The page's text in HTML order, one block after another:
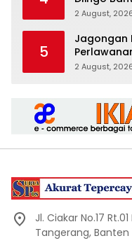
Jurang
2 August,
5
Jagongan
Media
2 August, 2026
Jl. Ciakar No.17
Tangerang, Banten